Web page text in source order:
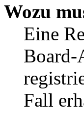
Wozu
Eine
Board-
Fall